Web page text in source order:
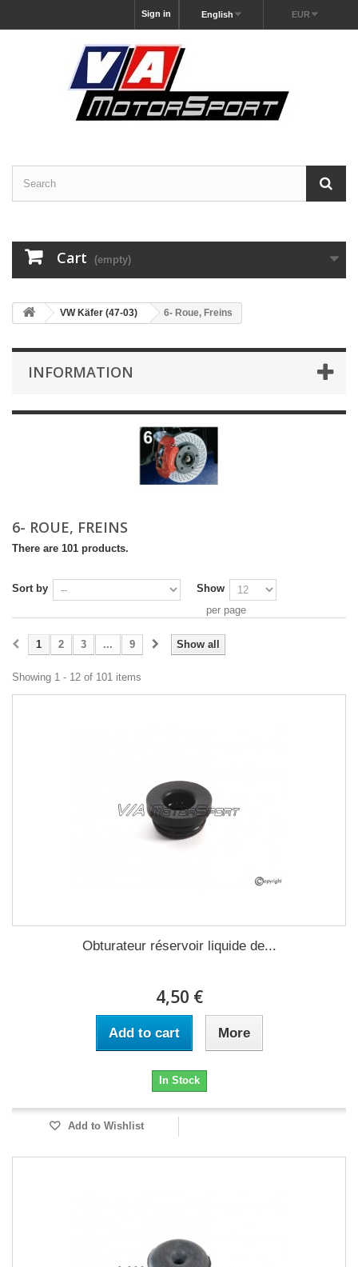
EUR
English
Sign in
Cart (empty)
VW Käfer (47-03) 6- Roue, Freins
INFORMATION
6- ROUE, FREINS
There are 101 products.
Sort by
Show
per page
Show all
1 2 3 ... 9
Showing 1 - 12 of 101 items
Obturateur réservoir liquide de...
4,50 €
Add to cart More
In Stock
Add to Wishlist